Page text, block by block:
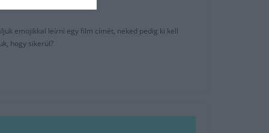
emojikkal leírni egy film címét, neked pedig ki kell
hogy sikerül?